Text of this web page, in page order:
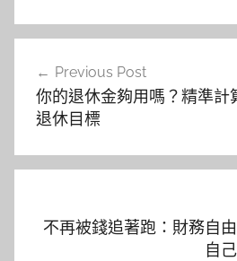
導
覽
Previous Post
你的退休金夠用嗎？精準計
退休目標
不再被錢追著跑：財務自
自